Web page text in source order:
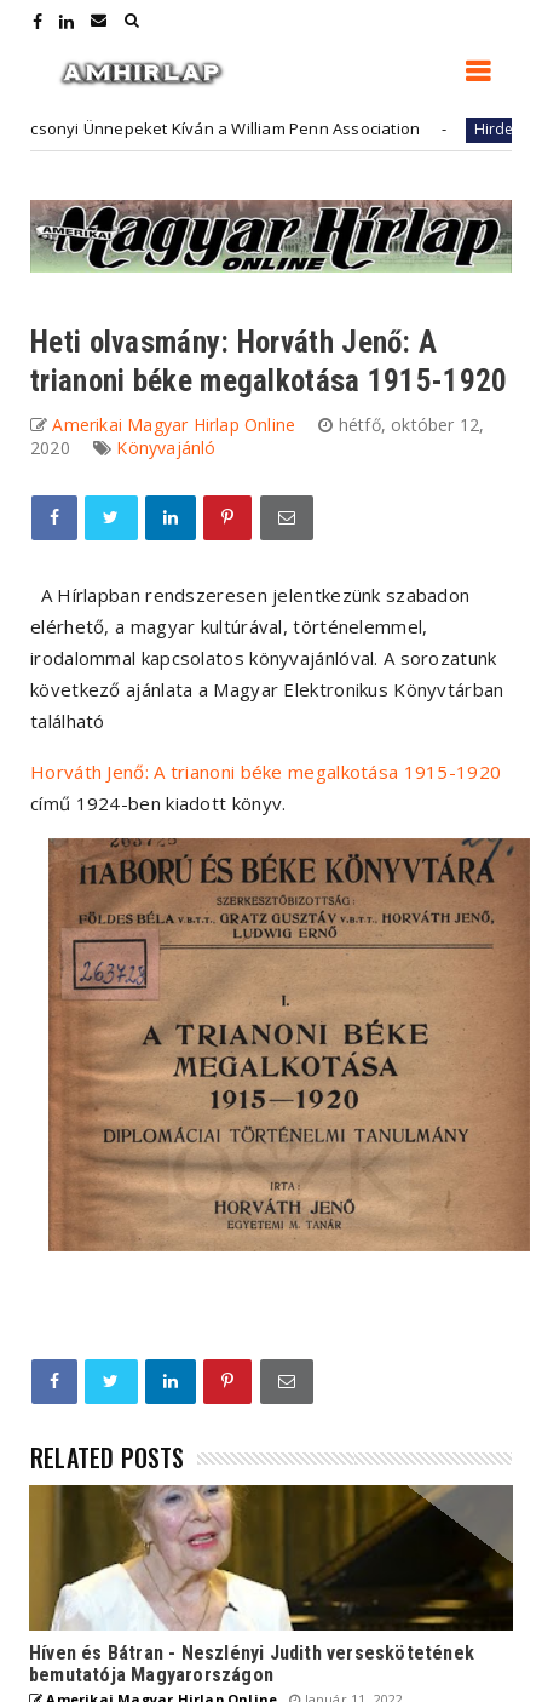
Ünnepeket Kíván a William Penn Association Hirdető
Heti olvasmány: Horváth Jenő: A
trianoni béke megalkotása 1915-1920
Amerikai Magyar Hirlap Online
hétfő, október 12,
2020
Könyvajánló
A Hírlapban rendszeresen jelentkezünk szabadon
elérhető, a magyar kultúrával, történelemmel,
irodalommal kapcsolatos könyvajánlóval. A sorozatunk
következő ajánlata a Magyar Elektronikus Könyvtárban
található
Horváth Jenő: A trianoni béke megalkotása 1915-1920
című 1924-ben kiadott könyv.
RELATED POSTS
Híven és Bátran - Neszlényi Judith verseskötetének
bemutatója Magyarországon